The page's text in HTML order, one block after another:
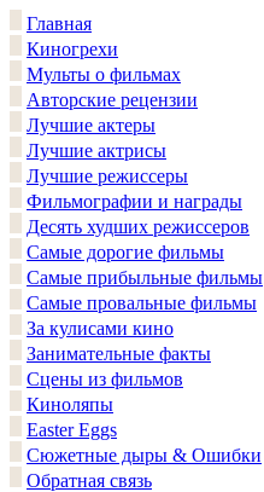
Главная
Киногрехи
Мульты о фильмах
Авторские рецензии
Лучшие актеры
Лучшие актрисы
Лучшие режиссеры
Фильмографии и награды
Десять худших режиссеров
Самые дорогие фильмы
Самые прибыльные фильмы
Самые провальные фильмы
За кулисами кино
Занимательные факты
Сцены из фильмов
Киноляпы
Easter Eggs
Сюжетные дыры & Ошибки
Обратная связь